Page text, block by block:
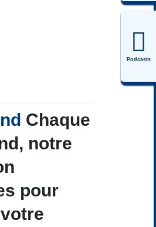
Podcasts
Chaque
notre
pour